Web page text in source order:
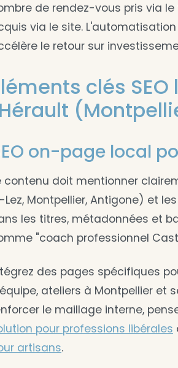
de rendez-vous pris via
via le site.
le retour sur
clés
on-page local
contenu doit mentionner
Lez, Montpellier, Antigone) et
les titres, métadonnées et
"coach professionnel
des pages spécifiques
ateliers à Montpellier et
le maillage interne,
pour professions libérales
artisans.